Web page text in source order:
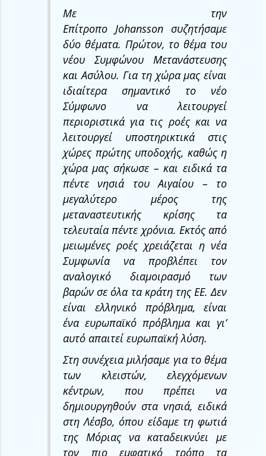
Με την
Επίτροπο Johansson συζητήσαμε
δύο θέματα. Πρώτον, το θέμα του
νέου Συμφώνου Μετανάστευσης
και Ασύλου. Για τη χώρα μας είναι
ιδιαίτερα σημαντικό το νέο
Σύμφωνο να λειτουργεί
περιοριστικά για τις ροές και να
λειτουργεί υποστηρικτικά στις
χώρες πρώτης υποδοχής, καθώς η
χώρα μας σήκωσε – και ειδικά τα
πέντε νησιά του Αιγαίου – το
μεγαλύτερο μέρος της
μεταναστευτικής κρίσης τα
τελευταία πέντε χρόνια. Εκτός από
μειωμένες ροές χρειάζεται η νέα
Συμφωνία να προβλέπει τον
αναλογικό διαμοιρασμό των
βαρών σε όλα τα κράτη της ΕΕ. Δεν
είναι ελληνικό πρόβλημα, είναι
ένα ευρωπαϊκό πρόβλημα και γι’
αυτό απαιτεί ευρωπαϊκή λύση.
Στη συνέχεια μιλήσαμε για το θέμα
των κλειστών, ελεγχόμενων
κέντρων, που πρέπει να
δημιουργηθούν στα νησιά, ειδικά
στη Λέσβο, όπου είδαμε τη φωτιά
της Μόριας να καταδεικνύει με
τον πιο εμφατικό τρόπο τα